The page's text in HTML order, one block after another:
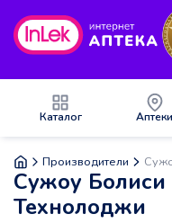
Каталог Аптеки
Производители
Сужоу
Технолоджи